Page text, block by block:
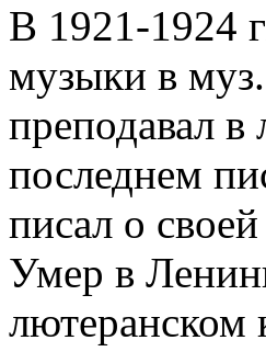
В 1921-1924
музыки в
преподавал
последнем
писал о
Умер в
лютеранском